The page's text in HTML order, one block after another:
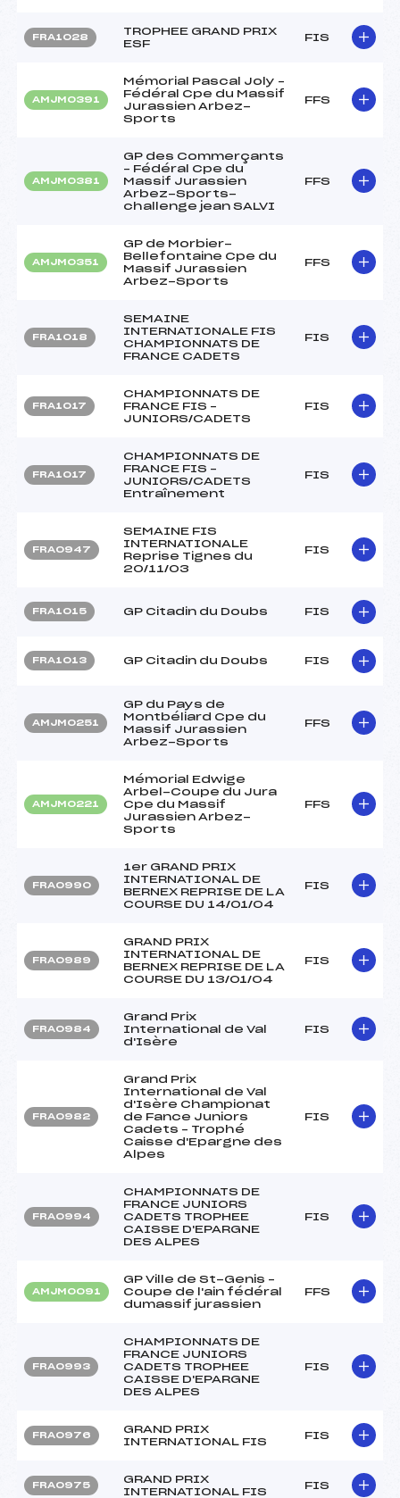
FRA1028
TROPHEE GRAND PRIX
ESF
FIS
AMJM0391
Mémorial Pascal Joly –
Fédéral Cpe du Massif
Jurassien Arbez-
Sports
FFS
AMJM0381
GP des Commerçants
– Fédéral Cpe du
Massif Jurassien
Arbez-Sports-
challenge jean SALVI
FFS
AMJM0351
GP de Morbier-
Bellefontaine Cpe du
Massif Jurassien
Arbez-Sports
FFS
FRA1018
SEMAINE
INTERNATIONALE FIS
CHAMPIONNATS DE
FRANCE CADETS
FIS
FRA1017
CHAMPIONNATS DE
FRANCE FIS –
JUNIORS/CADETS
FIS
FRA1017
CHAMPIONNATS DE
FRANCE FIS –
JUNIORS/CADETS
Entraînement
FIS
FRA0947
SEMAINE FIS
INTERNATIONALE
Reprise Tignes du
20/11/03
FIS
FRA1015 GP Citadin du Doubs FIS
FRA1013 GP Citadin du Doubs FIS
AMJM0251
GP du Pays de
Montbéliard Cpe du
Massif Jurassien
Arbez-Sports
FFS
AMJM0221
Mémorial Edwige
Arbel-Coupe du Jura
Cpe du Massif
Jurassien Arbez-
Sports
FFS
FRA0990
1er GRAND PRIX
INTERNATIONAL DE
BERNEX REPRISE DE LA
COURSE DU 14/01/04
FIS
FRA0989
GRAND PRIX
INTERNATIONAL DE
BERNEX REPRISE DE LA
COURSE DU 13/01/04
FIS
FRA0984
Grand Prix
International de Val
d'Isère
FIS
FRA0982
Grand Prix
International de Val
d'Isère Championat
de Fance Juniors
Cadets – Trophé
Caisse d'Epargne des
Alpes
FIS
FRA0994
CHAMPIONNATS DE
FRANCE JUNIORS
CADETS TROPHEE
CAISSE D'EPARGNE
DES ALPES
FIS
AMJM0091
GP Ville de St-Genis –
Coupe de l'ain fédéral
dumassif jurassien
FFS
FRA0993
CHAMPIONNATS DE
FRANCE JUNIORS
CADETS TROPHEE
CAISSE D'EPARGNE
DES ALPES
FIS
FRA0976
GRAND PRIX
INTERNATIONAL FIS
FIS
FRA0975
GRAND PRIX
INTERNATIONAL FIS
FIS